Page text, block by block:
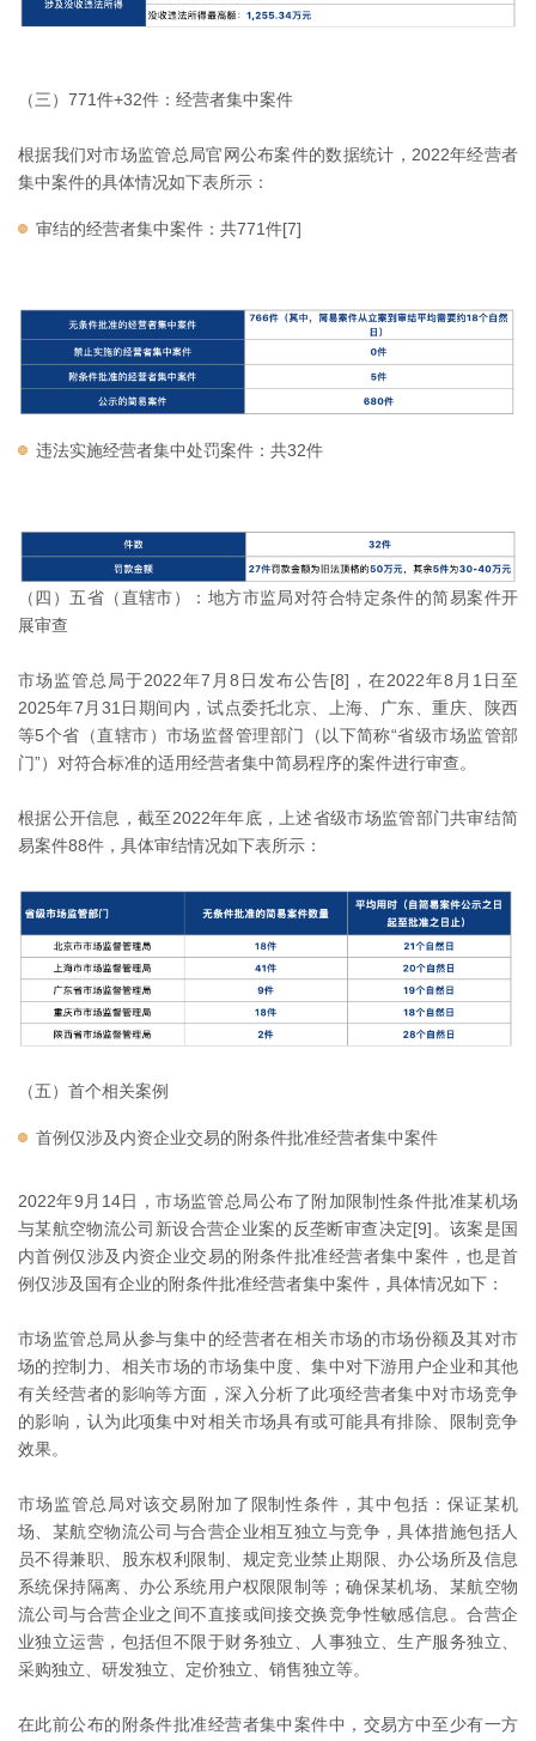
（三）771件+32件：经营者集中案件
根据我们对市场监管总局官网公布案件的数据统计，2022年经营者
集中案件的具体情况如下表所示：
审结的经营者集中案件：共771件[7]
违法实施经营者集中处罚案件：共32件
（四）五省（直辖市）：地方市监局对符合特定条件的简易案件开
展审查
市场监管总局于2022年7月8日发布公告[8]，在2022年8月1日至
2025年7月31日期间内，试点委托北京、上海、广东、重庆、陕西
等5个省（直辖市）市场监督管理部门（以下简称“省级市场监管部
门”）对符合标准的适用经营者集中简易程序的案件进行审查。
根据公开信息，截至2022年年底，上述省级市场监管部门共审结简
易案件88件，具体审结情况如下表所示：
（五）首个相关案例
首例仅涉及内资企业交易的附条件批准经营者集中案件
2022年9月14日，市场监管总局公布了附加限制性条件批准某机场
与某航空物流公司新设合营企业案的反垄断审查决定[9]。该案是国
内首例仅涉及内资企业交易的附条件批准经营者集中案件，也是首
例仅涉及国有企业的附条件批准经营者集中案件，具体情况如下：
市场监管总局从参与集中的经营者在相关市场的市场份额及其对市
场的控制力、相关市场的市场集中度、集中对下游用户企业和其他
有关经营者的影响等方面，深入分析了此项经营者集中对市场竞争
的影响，认为此项集中对相关市场具有或可能具有排除、限制竞争
效果。
市场监管总局对该交易附加了限制性条件，其中包括：保证某机
场、某航空物流公司与合营企业相互独立与竞争，具体措施包括人
员不得兼职、股东权利限制、规定竞业禁止期限、办公场所及信息
系统保持隔离、办公系统用户权限限制等；确保某机场、某航空物
流公司与合营企业之间不直接或间接交换竞争性敏感信息。合营企
业独立运营，包括但不限于财务独立、人事独立、生产服务独立、
采购独立、研发独立、定价独立、销售独立等。
在此前公布的附条件批准经营者集中案件中，交易方中至少有一方